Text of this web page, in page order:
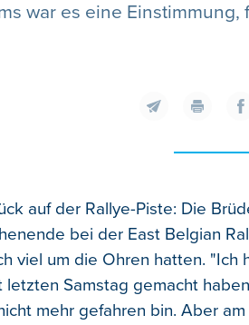
war es eine
auf der Rallye-Piste: Die
bei der East Belgian
viel um die Ohren hatten. "Ich
letzten Samstag gemacht
mehr gefahren bin. Aber